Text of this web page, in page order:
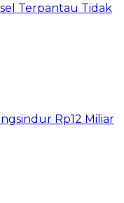
Terpantau Tidak
Rp12 Miliar